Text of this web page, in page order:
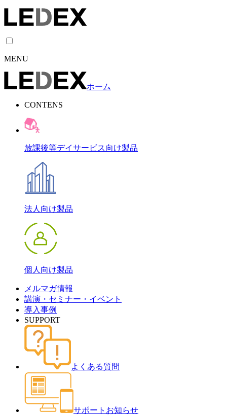
MENU
ホーム
CONTENS
放課後等デイサービス向け製品
法人向け製品
個人向け製品
メルマガ情報
講演・セミナー・イベント
導入事例
SUPPORT
よくある質問
サポートお知らせ